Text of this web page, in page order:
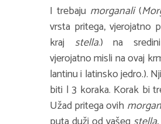
I trebaju morganali(
vrsta pritega, vjerojatno
kraj stella.) na
vjerojatno misli na ovaj
lantinu i latinsko jedro.).
biti | 3 koraka. Korak bi
Užad pritega ovih